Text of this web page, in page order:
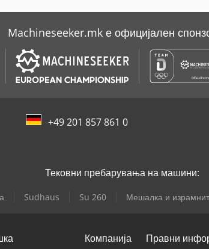
Machineseeker.mk е официјален
+49 201 857 861 0
Тековни пребарувања на машини:
Sudhaus Su 260 Мешалка и
Компанија Правни